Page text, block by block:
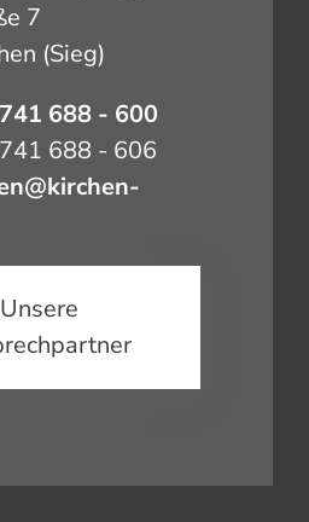
7
(Sieg)
688 - 600
688 - 606
Unsere